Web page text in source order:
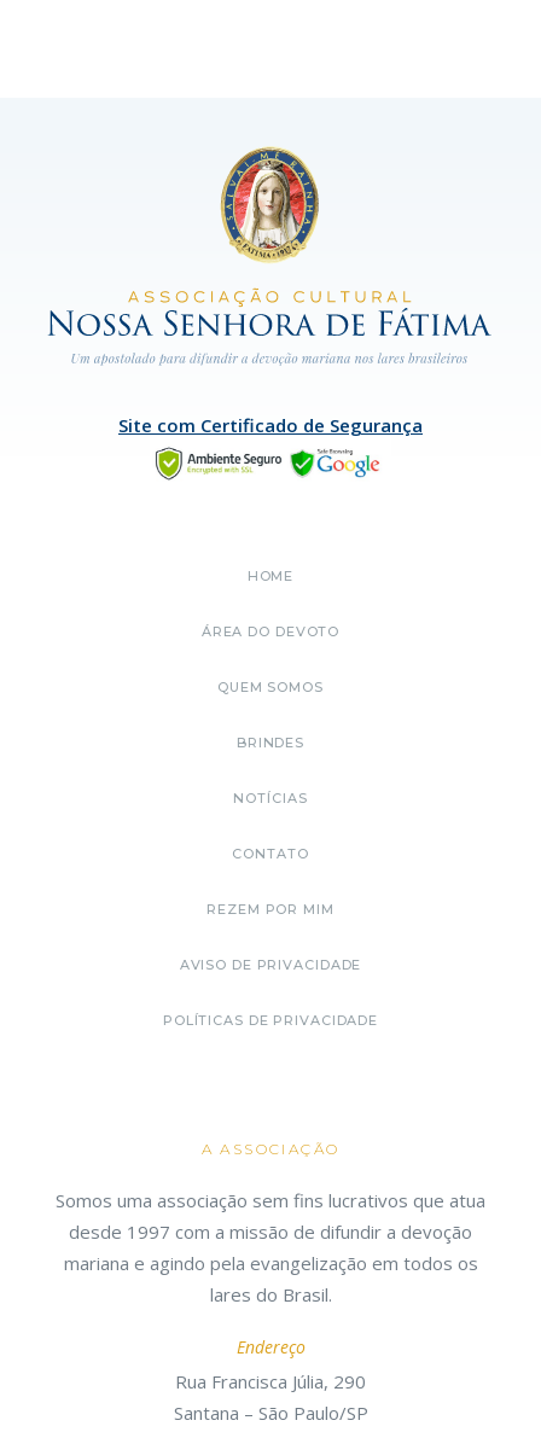
Site com Certificado de Segurança
HOME
ÁREA DO DEVOTO
QUEM SOMOS
BRINDES
NOTÍCIAS
CONTATO
REZEM POR MIM
AVISO DE PRIVACIDADE
POLÍTICAS DE PRIVACIDADE
A ASSOCIAÇÃO
Somos uma associação sem fins lucrativos que atua
desde 1997 com a missão de difundir a devoção
mariana e agindo pela evangelização em todos os
lares do Brasil.
Endereço
Rua Francisca Júlia, 290
Santana – São Paulo/SP